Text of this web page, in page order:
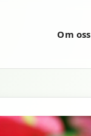
Om oss